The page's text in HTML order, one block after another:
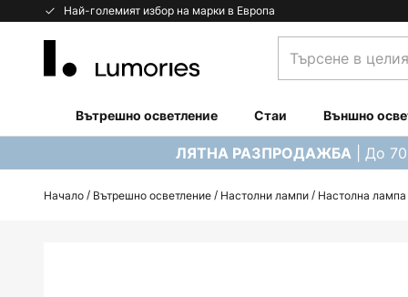
Най-големият избор на марки в Европа
Прескачане
магазин...
Вътрешно осветление Стаи Външно
ЛЯТНА РАЗПРОДАЖБА | До
Начало Вътрешно осветление Настолни лампи Настолна лампа